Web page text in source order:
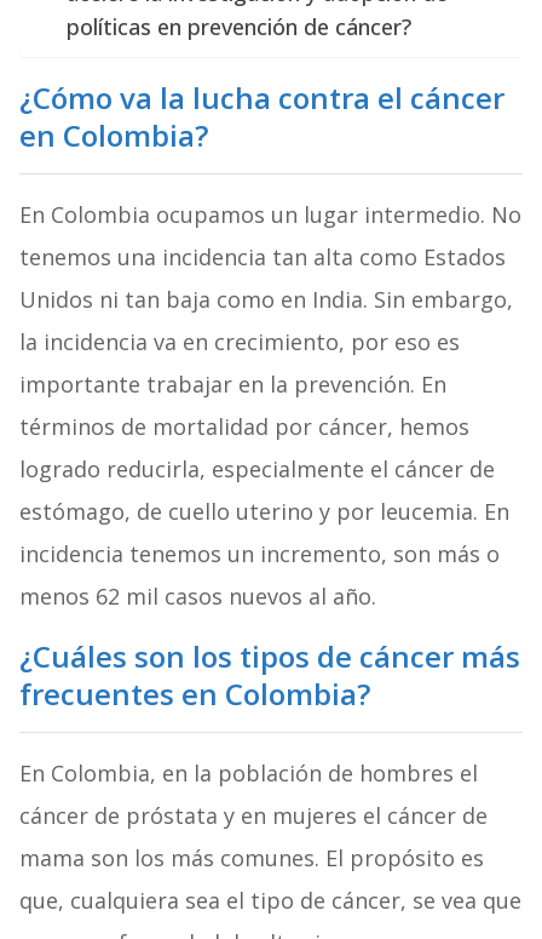
políticas en prevención de cáncer?
¿Cómo va la lucha contra el cáncer
en Colombia?
En Colombia ocupamos un lugar intermedio. No
tenemos una incidencia tan alta como Estados
Unidos ni tan baja como en India. Sin embargo,
la incidencia va en crecimiento, por eso es
importante trabajar en la prevención. En
términos de mortalidad por cáncer, hemos
logrado reducirla, especialmente el cáncer de
estómago, de cuello uterino y por leucemia. En
incidencia tenemos un incremento, son más o
menos 62 mil casos nuevos al año.
¿Cuáles son los tipos de cáncer más
frecuentes en Colombia?
En Colombia, en la población de hombres el
cáncer de próstata y en mujeres el cáncer de
mama son los más comunes. El propósito es
que, cualquiera sea el tipo de cáncer, se vea que